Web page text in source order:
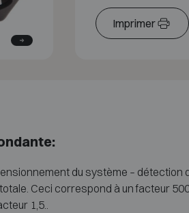
Imprimer
du système –
Ceci correspond à un facteur
1,5..